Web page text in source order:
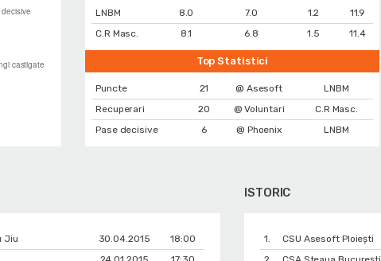
LNBM
8.0 7.0 1.2
11.9
C.R Masc.
8.1 6.8 1.5 11.4
Top Statistici
Puncte 21 @ Asesoft
LNBM
Recuperari
20 @ Voluntari
C.R Masc.
Pase decisive
6 @ Phoenix LNBM
Jiu 30.04.2015
18:00
ISTORIC
1. CSU Asesoft Ploiești